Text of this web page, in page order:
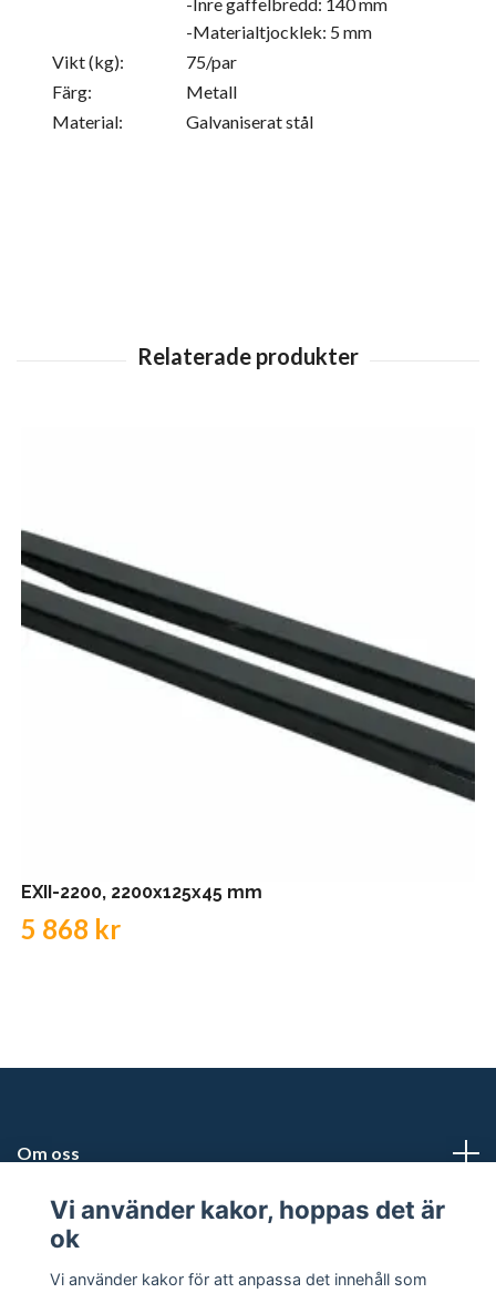
-Materialtjocklek: 5 mm
Vikt (kg):
75/par
Färg:
Metall
Material:
Galvaniserat stål
EXII-2200, 2200x125x45 mm
5 868 kr
Om oss
Kundtjänst
Snabblänkar
Vi använder kakor, hoppas det är
ok
Vi använder kakor för att anpassa det innehåll som